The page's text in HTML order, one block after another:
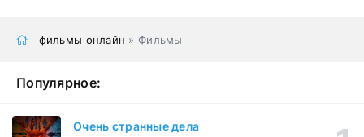
фильмы онлайн » Фильмы
Популярное:
Очень странные дела